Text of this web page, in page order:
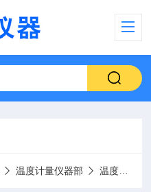
温度计量仪器部 温度校验仪（干体炉）